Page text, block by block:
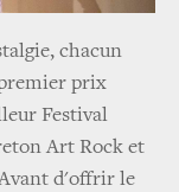
chacun
prix
Festival
Art Rock et
Avant d'offrir le